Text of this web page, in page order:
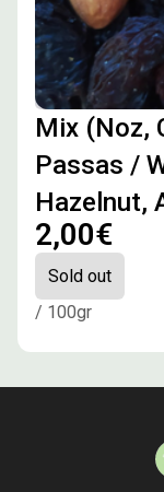
Mix (Noz,
Passas /
Hazelnut,
2,00€
Sold out
/ 100gr